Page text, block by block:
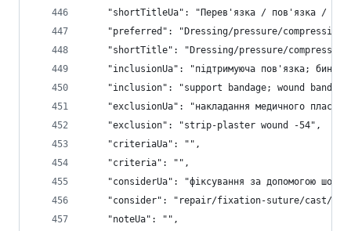
"shortTitleUa": "Перев'язка / пов'язка /
"preferred": "Dressing/pressure/
"shortTitle": "Dressing/pressure/compress/
"inclusionUa": "підтримуюча пов'язка;
"inclusion": "support bandage; wound
"exclusionUa": "накладання медичного
    "exclusion": "strip-plaster wound -54",
    "criteriaUa": "",
    "criteria": "",
"considerUa": "фіксування за допомогою
"consider": "repair/fixation-suture/cast/
    "noteUa": "",